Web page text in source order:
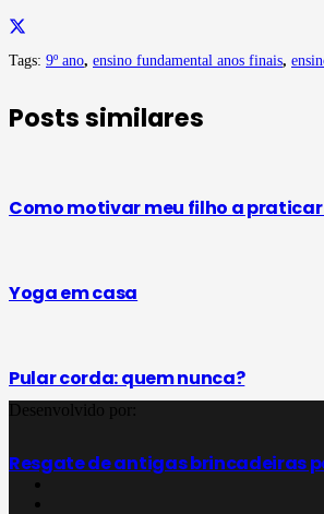
Tags: 9º ano, ensino fundamental anos finais,
Posts similares
Como motivar meu filho a
Yoga em casa
Pular corda: quem nunca?
Resgate de antigas brincadeiras
Desenvolvido por: